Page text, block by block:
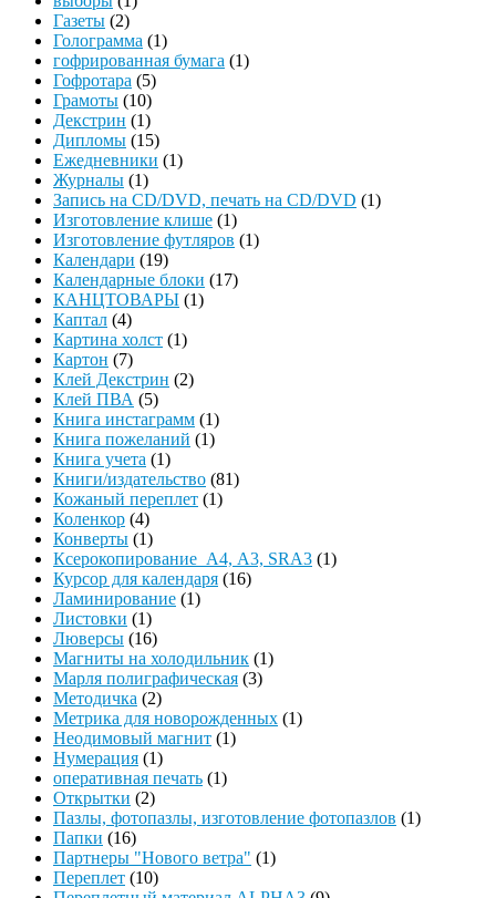
Газеты (2)
Голограмма (1)
гофрированная бумага (1)
Гофротара (5)
Грамоты (10)
Декстрин (1)
Дипломы (15)
Ежедневники (1)
Журналы (1)
Запись на CD/DVD, печать на CD/DVD (1)
Изготовление клише (1)
Изготовление футляров (1)
Календари (19)
Календарные блоки (17)
КАНЦТОВАРЫ (1)
Каптал (4)
Картина холст (1)
Картон (7)
Клей Декстрин (2)
Клей ПВА (5)
Книга инстаграмм (1)
Книга пожеланий (1)
Книга учета (1)
Книги/издательство (81)
Кожаный переплет (1)
Коленкор (4)
Конверты (1)
Ксерокопирование А4, А3, SRA3 (1)
Курсор для календаря (16)
Ламинирование (1)
Листовки (1)
Люверсы (16)
Магниты на холодильник (1)
Марля полиграфическая (3)
Методичка (2)
Метрика для новорожденных (1)
Неодимовый магнит (1)
Нумерация (1)
оперативная печать (1)
Открытки (2)
Пазлы, фотопазлы, изготовление фотопазлов (1)
Папки (16)
Партнеры "Нового ветра" (1)
Переплет (10)